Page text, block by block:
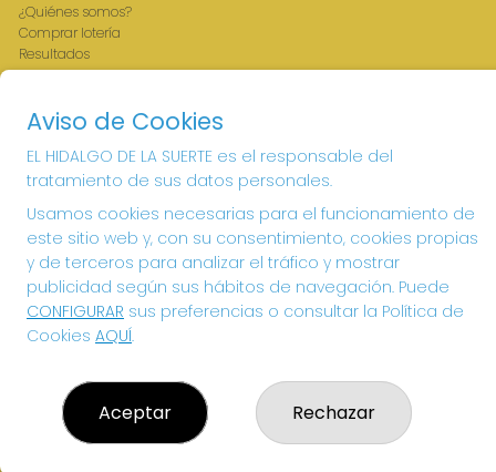
¿Quiénes somos?
Comprar lotería
Resultados
Contacto
Registro
CONTACTO
ADMINISTRACION DE LOTERIAS: 1-VILLANUEVA DE LOS
INFANTES - RECEPTOR OFICIAL: 26615
926360785
Clica aquí para contactar por WhatsApp
605897938
info@elhidalgodelasuerte.com
PLAZA MAYOR, 4 VILLANUEVA DE LOS INFANTES
(Ciudad Real) España
Aviso de Cookies
EL HIDALGO DE LA SUERTE es el responsable del
tratamiento de sus datos personales.
Usamos cookies necesarias para el funcionamiento de
este sitio web y, con su consentimiento, cookies propias
y de terceros para analizar el tráfico y mostrar
publicidad según sus hábitos de navegación. Puede
CONFIGURAR sus preferencias o consultar la Política de
Cookies AQUÍ.
Aceptar Rechazar